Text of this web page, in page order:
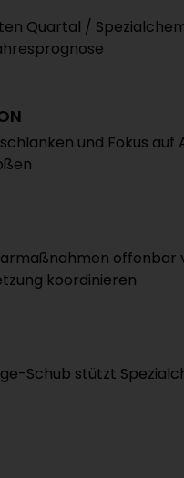
Quartal /
und Fokus auf
koordinieren
Schub stützt